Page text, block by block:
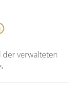
der verwalteten